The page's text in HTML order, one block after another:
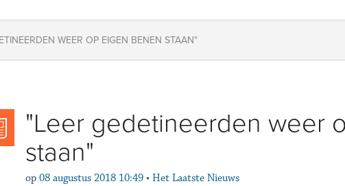
WEER OP EIGEN BENEN STAAN"
​"Leer gedetineerden weer
staan"
op 08 augustus 2018 10:49 • Het Laatste Nieuws